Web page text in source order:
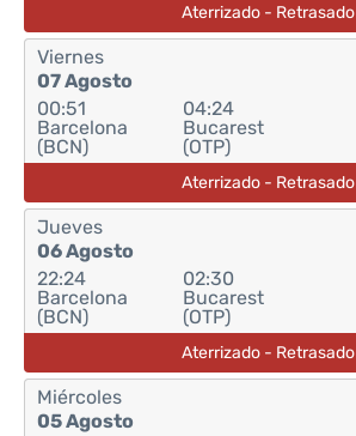
Aterrizado - Retrasado
Viernes
07 Agosto
00:51
Barcelona
(BCN)
04:24
Bucarest
(OTP)
Aterrizado - Retrasado
Jueves
06 Agosto
22:24
Barcelona
(BCN)
02:30
Bucarest
(OTP)
Aterrizado - Retrasado
Miércoles
05 Agosto